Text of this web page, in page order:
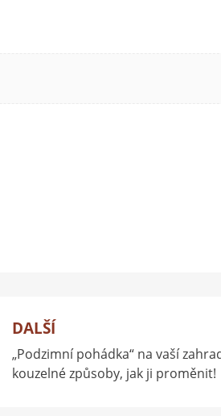
DALŠÍ
„Podzimní pohádka“ na vaší
kouzelné způsoby, jak ji proměnit!